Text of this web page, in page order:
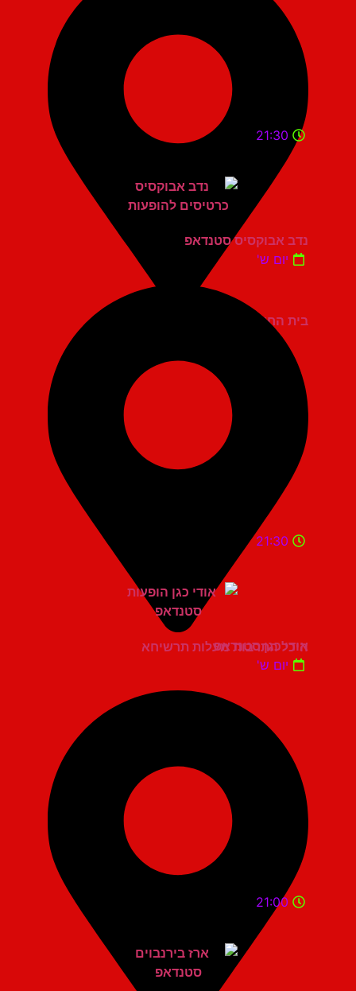
בית החייל תל אביב
21:30
נדב אבוקסיס סטנדאפ
יום ש'
היכל התרבות מעלות תרשיחא
21:30
אודי כגן סטנדאפ
יום ש'
21:00